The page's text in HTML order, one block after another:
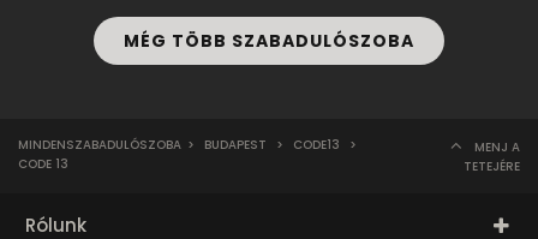
MÉG TÖBB SZABADULÓSZOBA
MINDENSZABADULÓSZOBA > BUDAPEST > CODE13
>
CODE 13
MENJ A
TETEJÉRE
Rólunk